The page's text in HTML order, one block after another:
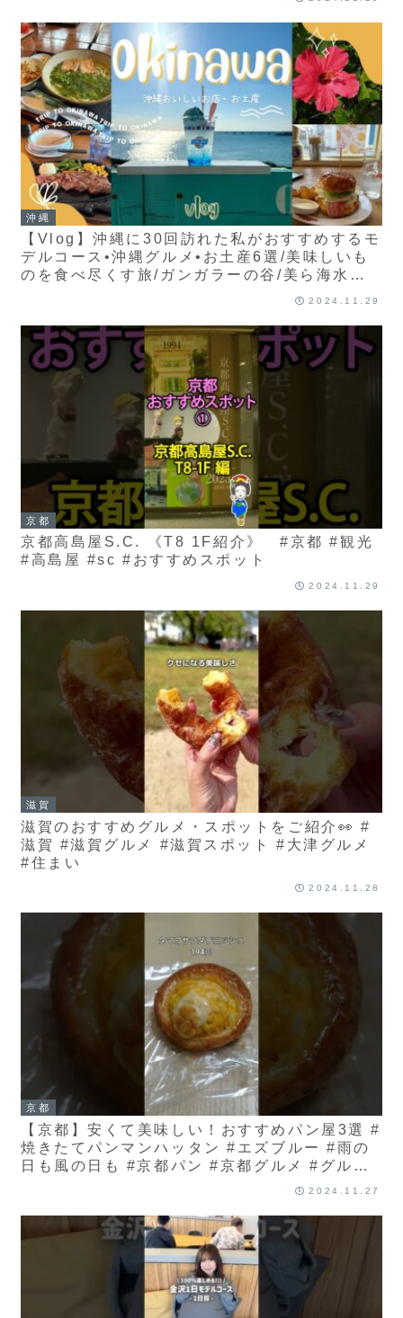
沖縄
【Vlog】沖縄に30回訪れた私がおすすめするモ
デルコース•沖縄グルメ•お土産6選/美味しいも
のを食べ尽くす旅/ガンガラーの谷/美ら海水族
2024.11.29
京都
京都高島屋S.C. 《T8 1F紹介》 #京都 #観光
#高島屋 #sc #おすすめスポット
2024.11.29
滋賀
滋賀のおすすめグルメ・スポットをご紹介👀 #
滋賀 #滋賀グルメ #滋賀スポット #大津グルメ
#住まい
2024.11.28
京都
【京都】安くて美味しい！おすすめパン屋3選 #
焼きたてパンマンハッタン #エズブルー #雨の
日も風の日も #京都パン #京都グルメ #グルプ
2024.11.27